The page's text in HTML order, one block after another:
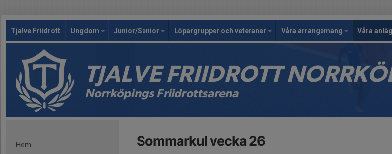
Tjalve Friidrott Ungdom Junior/Senior Löpargrupper och veteraner Våra arrangemang Våra
TJALVE FRIIDROTT
Norrköpings Friidrottsarena
Hem Sommarkul vecka 26